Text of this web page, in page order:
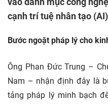
cạnh trí tuệ nhân tạo
Bước ngoặt pháp lý cho
Ông Phan Đức Trung –
Nam – nhận định đây là
tảng pháp lý minh bạch